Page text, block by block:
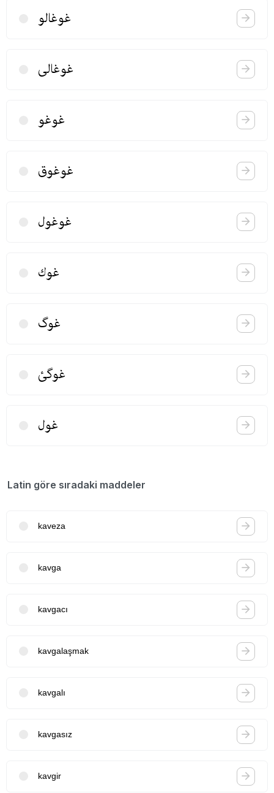
غوغالو
غوغالی
غوغو
غوغوق
غوغول
غوك
غوگ
غوگئ
غول
Latin göre sıradaki maddeler
kaveza
kavga
kavgacı
kavgalaşmak
kavgalı
kavgasız
kavgir